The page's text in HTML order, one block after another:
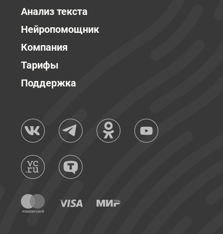
Анализ текста
Нейропомощник
Компания
Тарифы
Поддержка